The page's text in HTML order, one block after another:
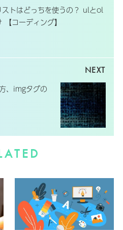
ストはどっちを使うの？ ulとol
【コーディング】
、imgタグの